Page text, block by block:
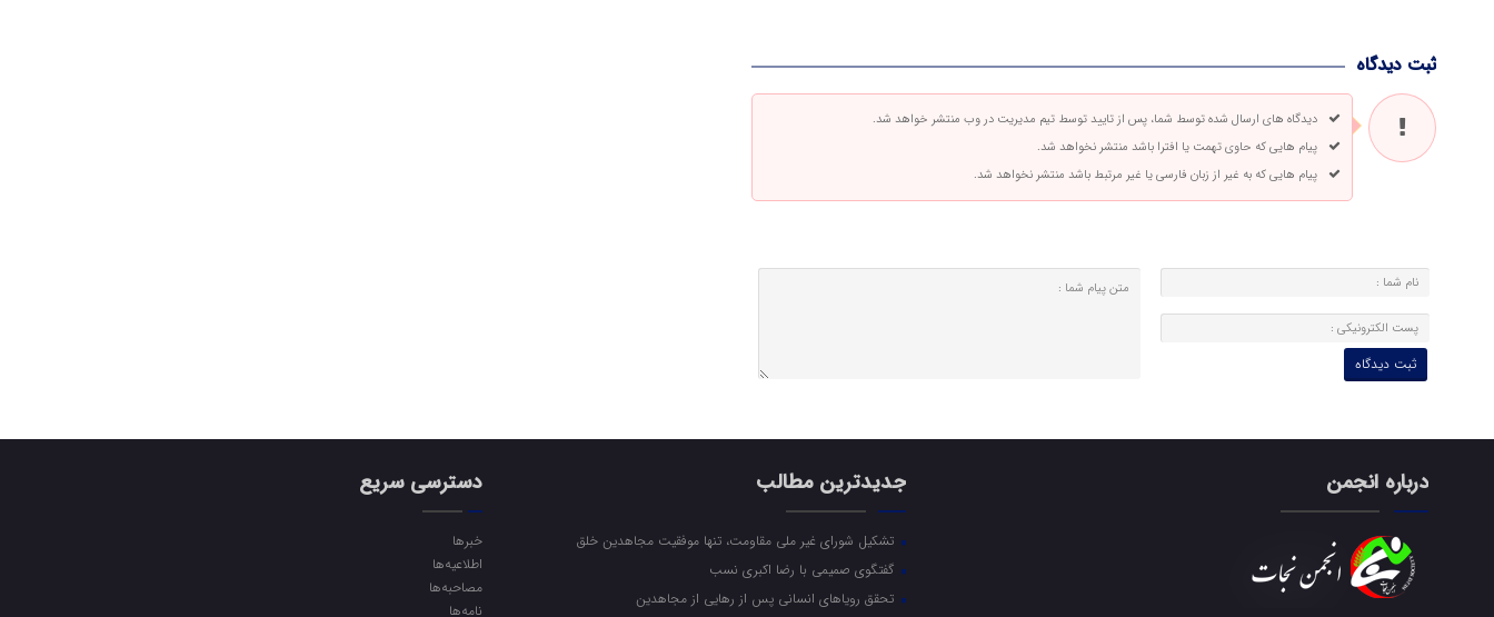
ثبت دیدگاه
دیدگاه های ارسال شده توسط شما، پس از تایید توسط تیم مدیریت در وب منتشر خواهد شد.
پیام هایی که حاوی تهمت یا افترا باشد منتشر نخواهد شد.
پیام هایی که به غیر از زبان فارسی یا غیر مرتبط باشد منتشر نخواهد شد.
درباره انجمن جدیدترین مطالب
تشکیل شورای غیر ملی مقاومت، تنها موفقیت مجاهدین خلق
گفتگوی صمیمی با رضا اکبری نسب
تحقق رویاهای انسانی پس از رهایی از مجاهدین
دسترسی سریع
خبرها
اطلاعیه‌ها
مصاحبه‌ها
نامه‌ها